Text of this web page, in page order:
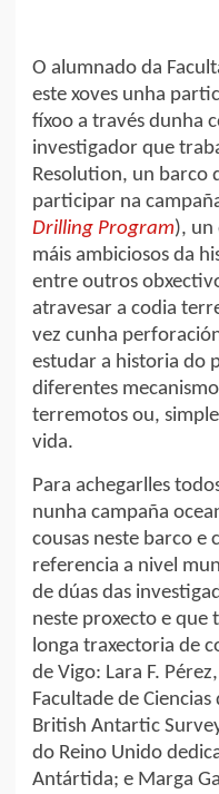
O alumnado da
este xoves unha
fíxoo a través dunha
investigador que
Resolution, un barco
participar na
Drilling Program), un
máis ambiciosos da
entre outros
atravesar a codia
vez cunha
estudar a historia do
diferentes
terremotos ou,
vida.
Para achegarlles
nunha campaña
cousas neste barco e
referencia a nivel
de dúas das
neste proxecto e que
longa traxectoria de
de Vigo: Lara F.
Facultade de
British Antartic
do Reino Unido
Antártida; e Marga